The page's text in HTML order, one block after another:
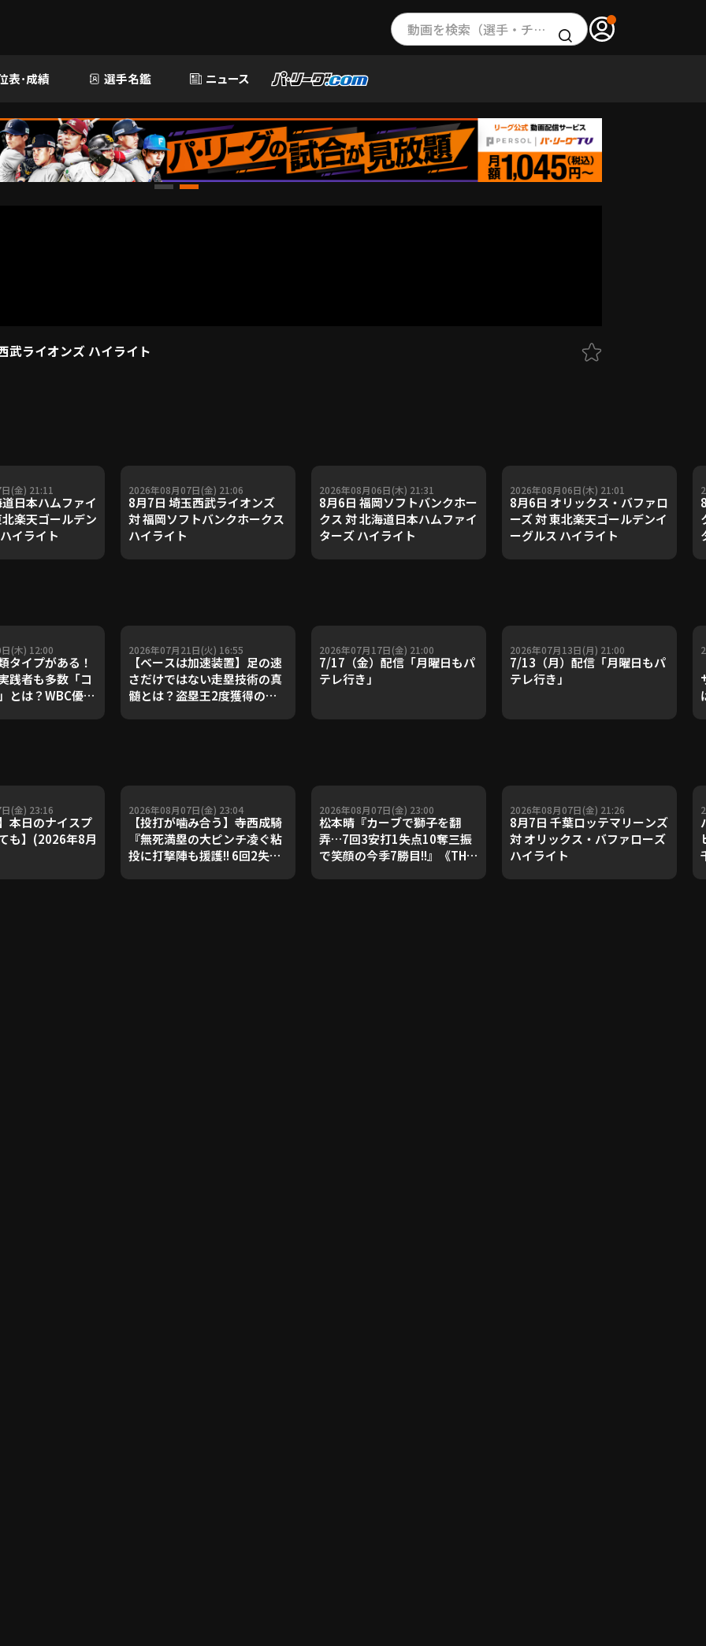
動画を検索（選手・チーム・プレー内容…）
表･成績 選手名鑑 ニュース
武ライオンズ ハイライト
(金) 21:11
日本ハムファイ
楽天ゴールデン
イライト
2026年08月07日(金) 21:06
8月7日 埼玉西武ライオンズ
対 福岡ソフトバンクホークス
ハイライト
2026年08月06日(木) 21:31
8月6日 福岡ソフトバンクホー
クス 対 北海道日本ハムファイ
ターズ ハイライト
2026年08月06日(木) 21:01
8月6日 オリックス・バファロ
ーズ 対 東北楽天ゴールデンイ
ーグルス ハイライト
(木) 12:00
タイプがある！
践者も多数「コ
とは？WBC優勝
2026年07月21日(火) 16:55
【ベースは加速装置】足の速
さだけではない走塁技術の真
髄とは？盗塁王2度獲得の金
2026年07月17日(金) 21:00
7/17（金）配信「月曜日もパ
テレ行き」
2026年07月13日(月) 21:00
7/13（月）配信「月曜日もパ
テレ行き」
(金) 23:16
本日のナイスプ
も】(2026年8月
2026年08月07日(金) 23:04
【投打が噛み合う】寺西成騎
『無死満塁の大ピンチ凌ぐ粘
投に打撃陣も援護!! 6回2失点
2026年08月07日(金) 23:00
松本晴『カーブで獅子を翻
弄…7回3安打1失点10奪三振
で笑顔の今季7勝目!!』《THE
2026年08月07日(金) 21:26
8月7日 千葉ロッテマリーンズ
対 オリックス・バファローズ
ハイライト